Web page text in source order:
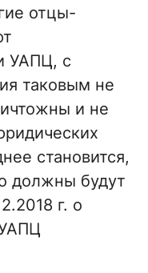
отцы-
УАПЦ, с
таковым не
и не
становится,
должны будут
г. о